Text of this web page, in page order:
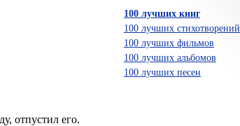
отпустил его.
100 лучших книг
100 лучших стихотворений
100 лучших фильмов
100 лучших альбомов
100 лучших песен